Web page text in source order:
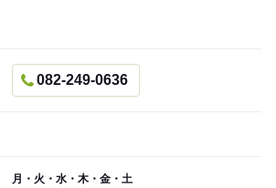
082-249-0636
月・火・水・木・金・土